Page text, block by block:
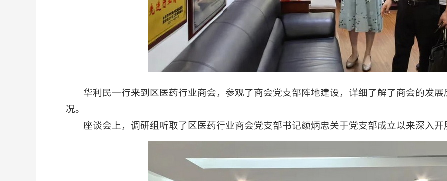
华利民一行来到区医药行业商会，参观了商会党支部阵地建设，详细了解了商会的发展
况。
座谈会上，调研组听取了区医药行业商会党支部书记颜炳忠关于党支部成立以来深入开